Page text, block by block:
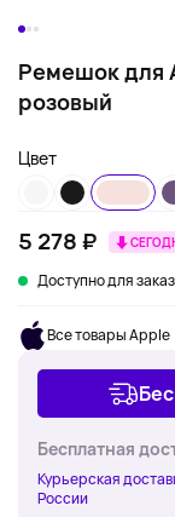
Ремешок для
розовый
Цвет
5 278 ₽
Доступно для
Все товары Apple
Бесплатная
Курьерская
России